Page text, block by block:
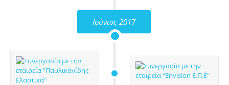
Ιούνιος 2017